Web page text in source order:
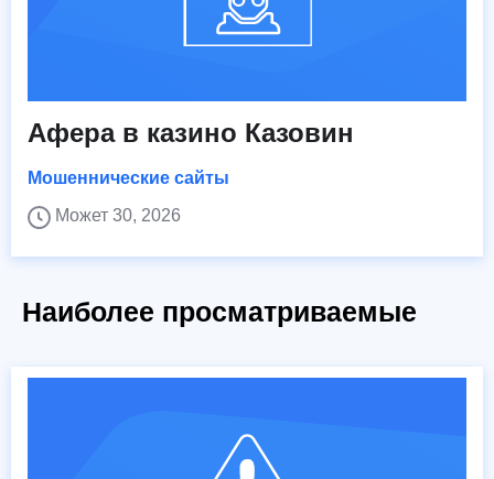
Афера в казино Казовин
Мошеннические сайты
Может 30, 2026
Наиболее просматриваемые